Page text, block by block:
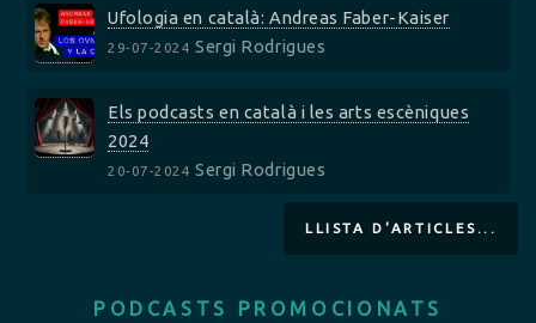
Ufologia en català: Andreas Faber-Kaiser
29-07-2024 Sergi Rodrigues
Els podcasts en català i les arts escèniques
2024
20-07-2024 Sergi Rodrigues
LLISTA D'ARTICLES...
PODCASTS PROMOCIONATS